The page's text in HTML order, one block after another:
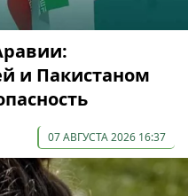
и Пакистаном
07 АВГУСТА 2026 16:37